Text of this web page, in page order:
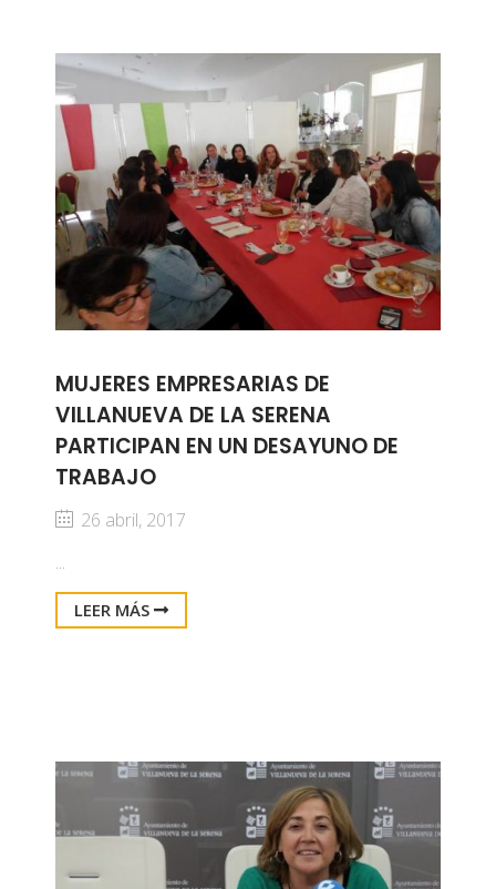
MUJERES EMPRESARIAS DE
VILLANUEVA DE LA SERENA
PARTICIPAN EN UN DESAYUNO DE
TRABAJO
26 abril, 2017
...
LEER MÁS